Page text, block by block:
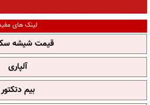
لینک های
قیمت شیشه
آلپاری
بیم دتکتور